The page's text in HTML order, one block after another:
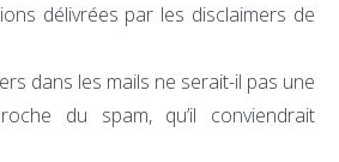
délivrées par les disclaimers de
dans les mails ne serait-il pas une
du spam, qu’il conviendrait